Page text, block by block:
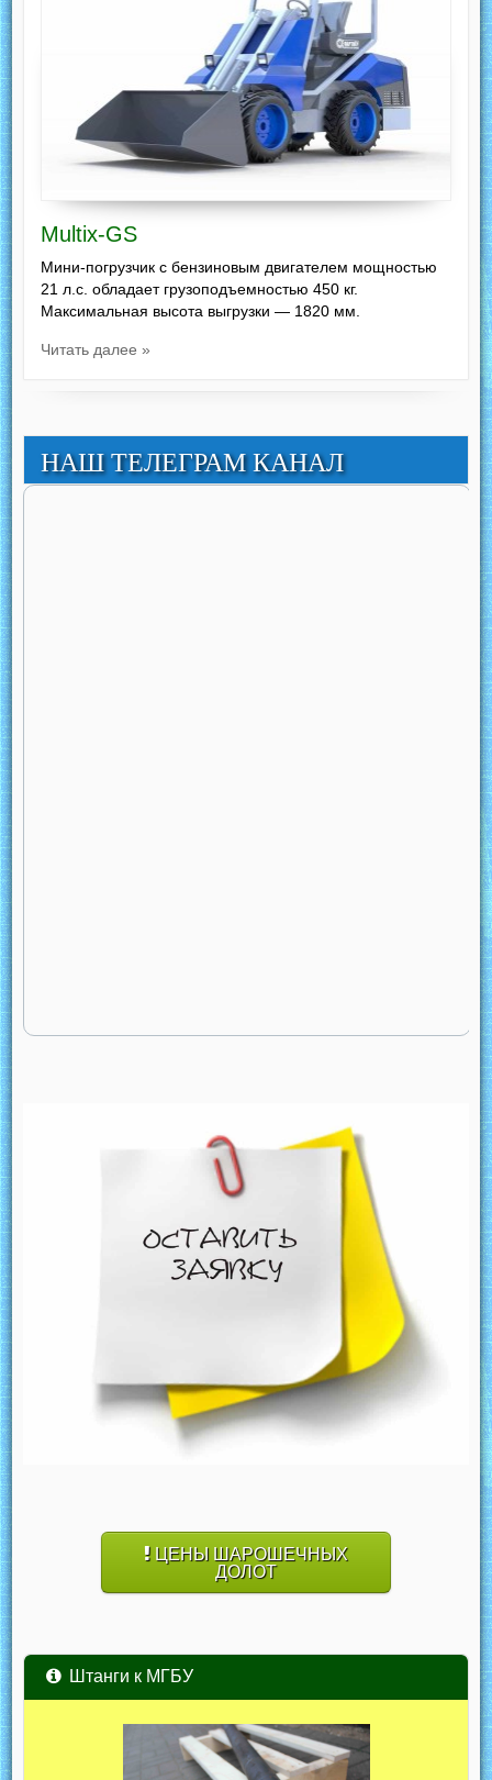
Multix-GS
Мини-погрузчик с бензиновым двигателем мощностью
21 л.с. обладает грузоподъемностью 450 кг.
Максимальная высота выгрузки — 1820 мм.
Читать далее »
НАШ ТЕЛЕГРАМ КАНАЛ
ЦЕНЫ ШАРОШЕЧНЫХ
ДОЛОТ
Штанги к МГБУ